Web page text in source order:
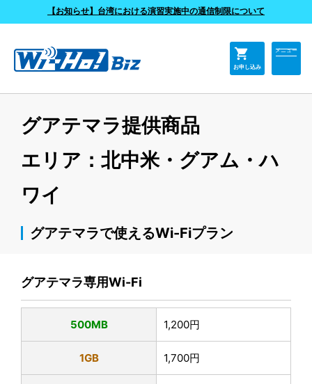
【お知らせ】台湾における演習実施中の通信制限について
shopping_cart
お申し込み
メニュー
よくあるご質問
グアテマラ提供商品
エリア：北中米・グアム・ハ
ワイ
グアテマラで使えるWi-Fiプラン
グアテマラ専用Wi-Fi
500MB 1,200円
1GB 1,700円